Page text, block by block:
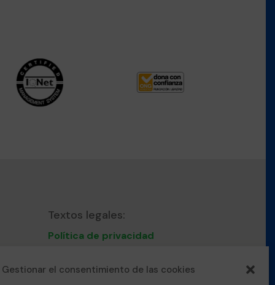
Gestionar el consentimiento de las cookies
Textos legales:
Política de privacidad
Política de cookies